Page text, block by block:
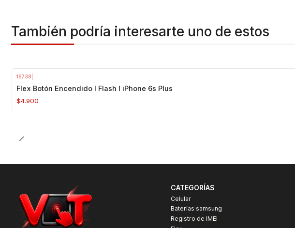
También podría interesarte uno de estos
16738
Flex Botón Encendido I Flash I iPhone 6s Plus
$4.900
CATEGORÍAS
Celular
Baterías samsung
Registro de IMEI